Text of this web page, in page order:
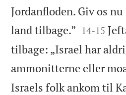
Jordanfloden. Giv os
land tilbage.” 

14-15
tilbage: „Israel har
ammonitterne eller
Israels folk ankom til